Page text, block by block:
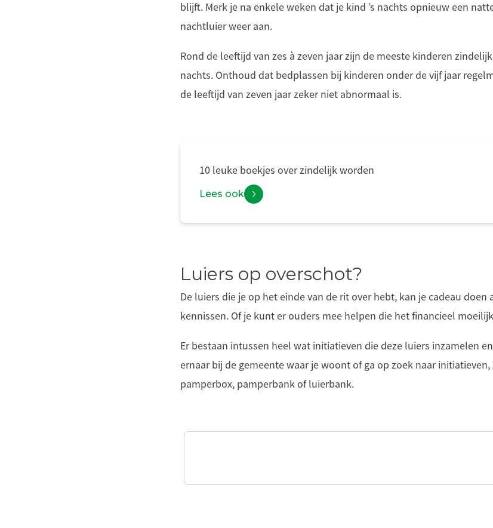
blijft. Merk je na enkele weken dat je kind ’s nachts opnieuw een
nachtluier weer aan.
Rond de leeftijd van zes à zeven jaar zijn de meeste kinderen
nachts. Onthoud dat bedplassen bij kinderen onder de vijf jaar
de leeftijd van zeven jaar zeker niet abnormaal is.
10 leuke boekjes over zindelijk worden
Lees ook
Luiers op overschot?
De luiers die je op het einde van de rit over hebt, kan je cadeau doen
kennissen. Of je kunt er ouders mee helpen die het financieel
Er bestaan intussen heel wat initiatieven die deze luiers inzamelen
ernaar bij de gemeente waar je woont of ga op zoek naar
pamperbox, pamperbank of luierbank.